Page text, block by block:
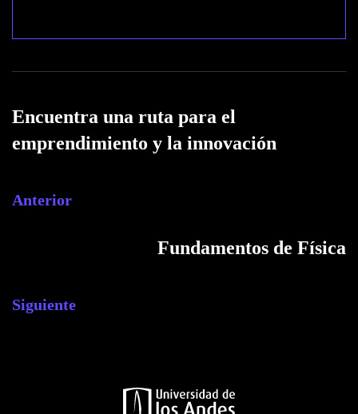
Encuentra una ruta para el
emprendimiento y la innovación
Anterior
Fundamentos de Física
Siguiente